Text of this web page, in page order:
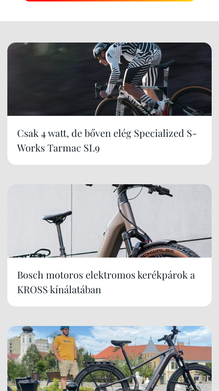
Csak 4 watt, de bőven elég Specialized S-
Works Tarmac SL9
Bosch motoros elektromos kerékpárok a
KROSS kínálatában